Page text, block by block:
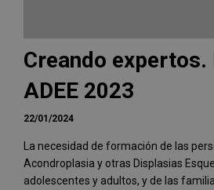
Creando
ADEE 2023
22/01/2024
La necesidad de formación de las
Acondroplasia y otras Displasias
adolescentes y adultos, y de las